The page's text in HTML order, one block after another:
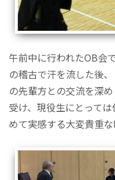
午前中に行われたOB会
の稽古で汗を流した後
の先輩方との交流を深
受け、現役生にとって
めて実感する大変貴重な